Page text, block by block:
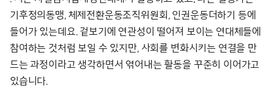
기후정의동맹, 체제전환운동조직위원회, 인권운동더하기 등에
들어가 있는데요. 겉보기에 연관성이 떨어져 보이는 연대체들에
참여하는 것처럼 보일 수 있지만, 사회를 변화시키는 연결을 만
드는 과정이라고 생각하면서 엮어내는 활동을 꾸준히 이어가고
있습니다.